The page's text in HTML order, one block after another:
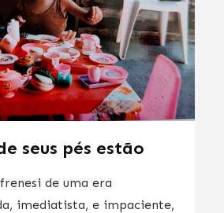
seus pés estão
de uma era
imediatista, e impaciente,